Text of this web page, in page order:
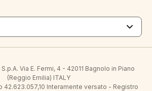
Via E. Fermi, 4 - 42011 Bagnolo in Piano
(Reggio Emilia) ITALY
42.623.057,10 Interamente versato - Registro